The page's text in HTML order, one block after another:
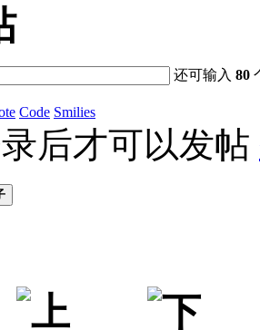
还可输入80
Code Smilies
后才可以发帖